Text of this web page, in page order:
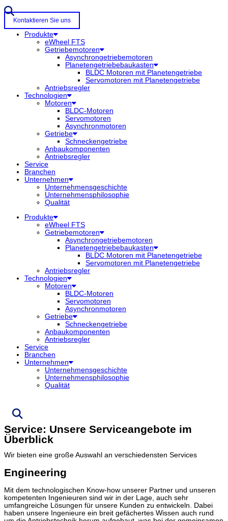
Kontaktieren Sie uns
Produkte
eWheel FTS
Getriebemotoren
Asynchrongetriebemotoren
Planetengetriebebaukasten
BLDC Motoren mit Planetengetriebe
Servomotoren mit Planetengetriebe
Antriebsregler
Technologien
Motoren
BLDC-Motoren
Servomotoren
Asynchronmotoren
Getriebe
Schneckengetriebe
Anbaukomponenten
Antriebsregler
Service
Branchen
Unternehmen
Unternehmensgeschichte
Unternehmensphilosophie
Qualität
Produkte
eWheel FTS
Getriebemotoren
Asynchrongetriebemotoren
Planetengetriebebaukasten
BLDC Motoren mit Planetengetriebe
Servomotoren mit Planetengetriebe
Antriebsregler
Technologien
Motoren
BLDC-Motoren
Servomotoren
Asynchronmotoren
Getriebe
Schneckengetriebe
Anbaukomponenten
Antriebsregler
Service
Branchen
Unternehmen
Unternehmensgeschichte
Unternehmensphilosophie
Qualität
Service: Unsere Serviceangebote im
Überblick
Wir bieten eine große Auswahl an verschiedensten Services
Engineering
Mit dem technologischen Know-how unserer Partner und unseren
kompetenten Ingenieuren sind wir in der Lage, auch sehr
umfangreiche Lösungen für unsere Kunden zu entwickeln. Dabei
haben unsere Ingenieure ein breit gefächertes Wissen auch rund